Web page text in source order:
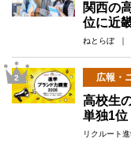
関西の
位に近
ねとらぼ ｜
2 広報・
高校生
単独1位
リクルート